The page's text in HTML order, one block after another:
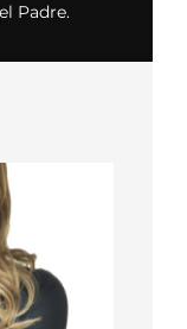
Padre.